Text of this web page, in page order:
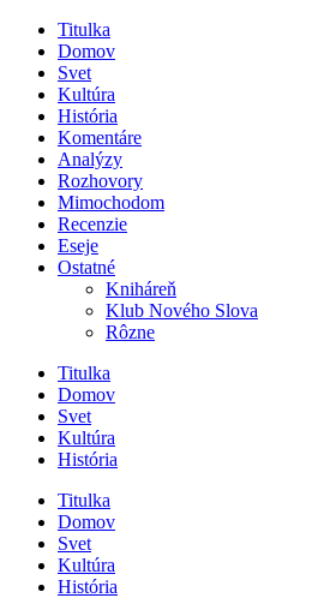
Titulka
Domov
Svet
Kultúra
História
Komentáre
Analýzy
Rozhovory
Mimochodom
Recenzie
Eseje
Ostatné
Kniháreň
Klub Nového Slova
Rôzne
Titulka
Domov
Svet
Kultúra
História
Titulka
Domov
Svet
Kultúra
História